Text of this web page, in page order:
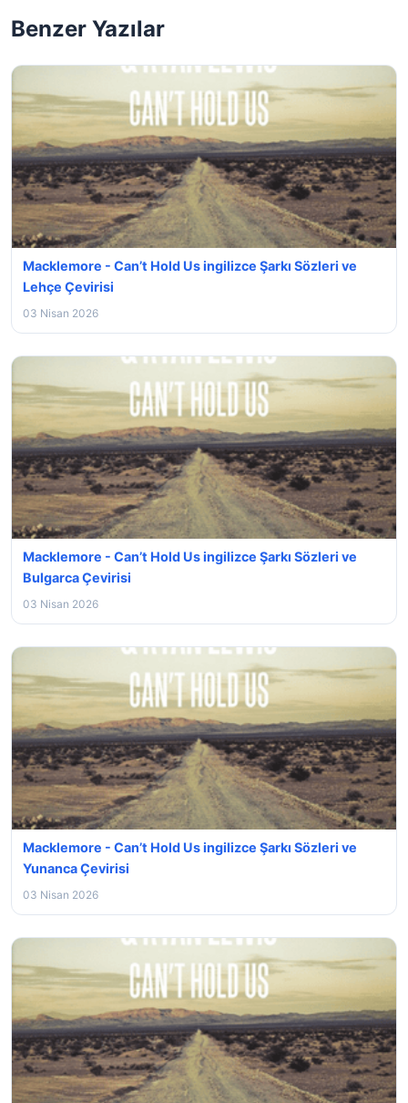
Benzer Yazılar
Macklemore - Can’t Hold Us ingilizce Şarkı Sözleri ve
Lehçe Çevirisi
03 Nisan 2026
Macklemore - Can’t Hold Us ingilizce Şarkı Sözleri ve
Bulgarca Çevirisi
03 Nisan 2026
Macklemore - Can’t Hold Us ingilizce Şarkı Sözleri ve
Yunanca Çevirisi
03 Nisan 2026